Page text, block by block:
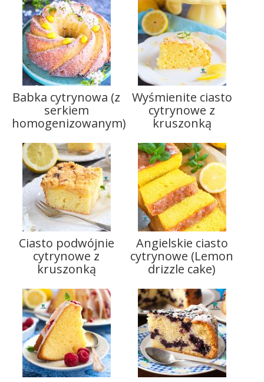
Babka cytrynowa (z
serkiem
homogenizowanym)
Wyśmienite ciasto
cytrynowe z
kruszonką
Ciasto podwójnie
cytrynowe z
kruszonką
Angielskie ciasto
cytrynowe (Lemon
drizzle cake)